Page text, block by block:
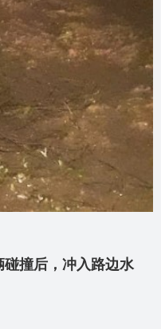
撞后，冲入路边水